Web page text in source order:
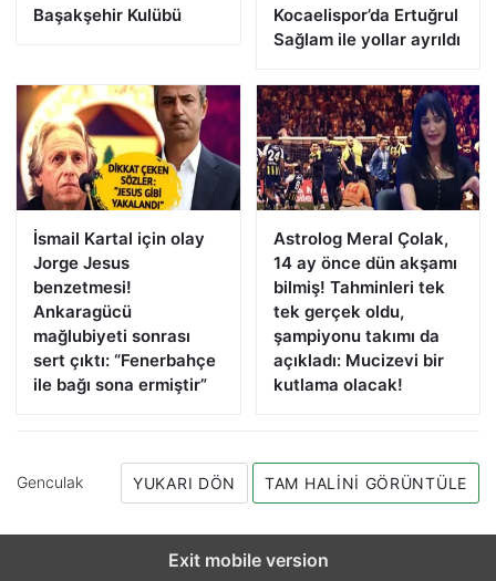
Başakşehir Kulübü
Kocaelispor’da Ertuğrul
Sağlam ile yollar ayrıldı
İsmail Kartal için olay
Jorge Jesus
benzetmesi!
Ankaragücü
mağlubiyeti sonrası
sert çıktı: “Fenerbahçe
ile bağı sona ermiştir”
Astrolog Meral Çolak,
14 ay önce dün akşamı
bilmiş! Tahminleri tek
tek gerçek oldu,
şampiyonu takımı da
açıkladı: Mucizevi bir
kutlama olacak!
Genculak YUKARI DÖN TAM HALINI GÖRÜNTÜLE
Exit mobile version